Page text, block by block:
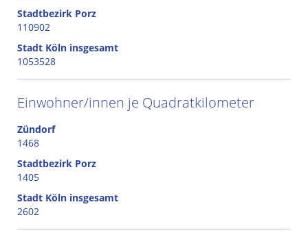
Stadtbezirk Porz
110902
Stadt Köln insgesamt
1053528
Einwohner/innen je Quadratkilometer
Zündorf
1468
Stadtbezirk Porz
1405
Stadt Köln insgesamt
2602